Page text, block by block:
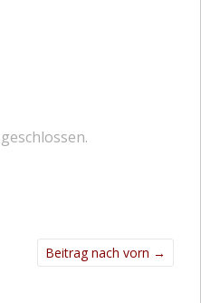
Beitrag nach vorn →